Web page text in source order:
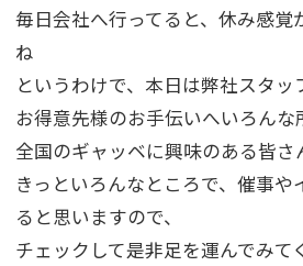
毎日会社へ行ってると、休み感覚
ね
というわけで、本日は弊社スタッ
お得意先様のお手伝いへいろんな
全国のギャッベに興味のある皆さ
きっといろんなところで、催事や
ると思いますので、
チェックして是非足を運んでみて